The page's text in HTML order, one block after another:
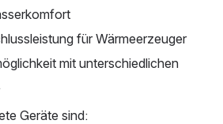
für Wärmeerzeuger
mit unterschiedlichen
Geräte sind: